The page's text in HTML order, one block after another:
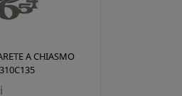
A CHIASMO